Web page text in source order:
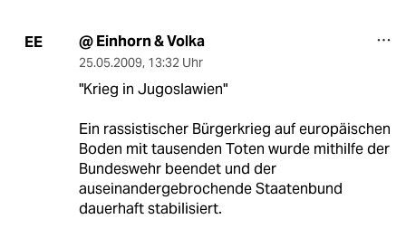
EE @ Einhorn & Volka
25.05.2009, 13:32 Uhr
"Krieg in Jugoslawien"
Ein rassistischer Bürgerkrieg auf europäischen
Boden mit tausenden Toten wurde mithilfe der
Bundeswehr beendet und der
auseinandergebrochende Staatenbund
dauerhaft stabilisiert.